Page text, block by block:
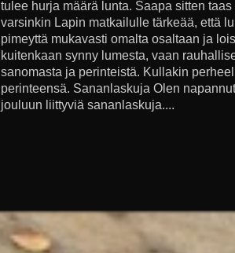
tulee hurja määrä lunta. Saapa sitten
varsinkin Lapin matkailulle tärkeää, että
pimeyttä mukavasti omalta osaltaan ja
kuitenkaan synny lumesta, vaan
sanomasta ja perinteistä. Kullakin
perinteensä. Sananlaskuja Olen
jouluun liittyviä sananlaskuja....